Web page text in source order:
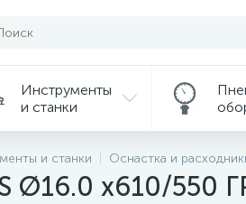
Инструменты
и станки
и станки Оснастка и
Ø16.0 х610/550